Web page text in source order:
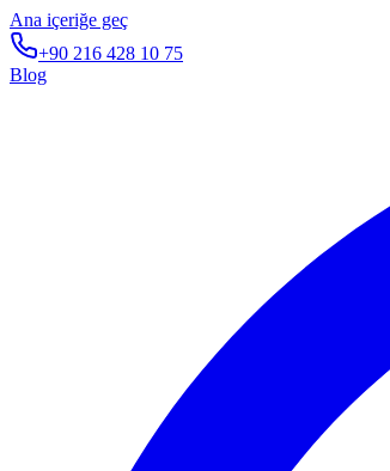
Ana içeriğe geç
+90 216 428 10 75
Blog